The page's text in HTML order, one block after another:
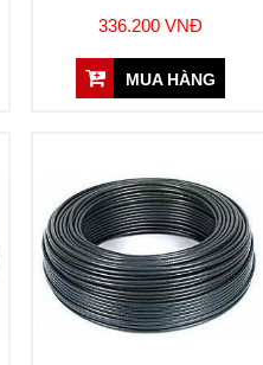
336.200 VNĐ
MUA HÀNG